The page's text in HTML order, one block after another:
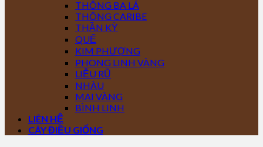
THÔNG BA LÁ
THÔNG CARIBE
THẦN KỲ
QUẾ
KIM PHƯỢNG
PHONG LINH VÀNG
LIỄU RŨ
NHÀU
MAI VÀNG
BÌNH LINH
LIÊN HỆ
CÂY ĐIỀU GIỐNG